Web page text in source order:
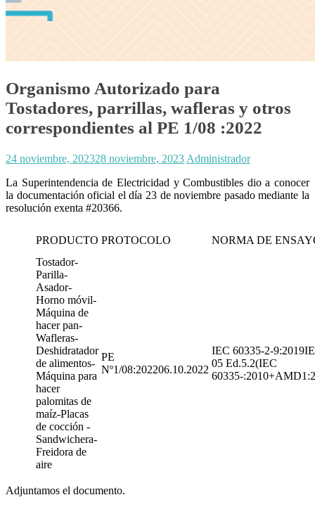
Organismo Autorizado para
Tostadores, parrillas, wafleras y otros
correspondientes al PE 1/08 :2022
24 noviembre, 202328 noviembre, 2023 Administrador
La Superintendencia de Electricidad y Combustibles dio a conocer
la documentación oficial el día 23 de noviembre pasado mediante la
resolución exenta #20366.
PRODUCTO PROTOCOLO
NORMA DE
Tostador-
Parilla-
Asador-
Horno móvil-
Máquina de
hacer pan-
Wafleras-
Deshidratador
de alimentos-
Máquina para
hacer
palomitas de
maíz-Placas
de cocción -
Sandwichera-
Freidora de
aire
PE
Nº1/08:202206.10.2022
IEC 60335-2-
05 Ed.5.2(IEC
60335-
Adjuntamos el documento.